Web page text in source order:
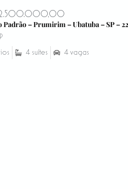
2.500.000,00
– Prumirim – Ubatuba – SP –
4 suítes 4 vagas